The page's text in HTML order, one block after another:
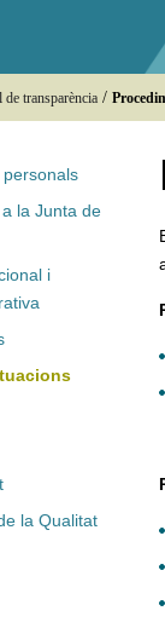
de transparència /
la Junta de
i
la Qualitat